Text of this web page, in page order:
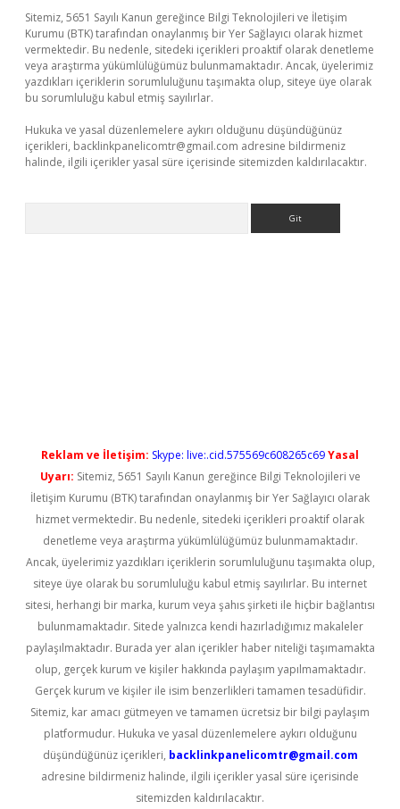
Sitemiz, 5651 Sayılı Kanun gereğince Bilgi Teknolojileri ve İletişim
Kurumu (BTK) tarafından onaylanmış bir Yer Sağlayıcı olarak hizmet
vermektedir. Bu nedenle, sitedeki içerikleri proaktif olarak denetleme
veya araştırma yükümlülüğümüz bulunmamaktadır. Ancak, üyelerimiz
yazdıkları içeriklerin sorumluluğunu taşımakta olup, siteye üye olarak
bu sorumluluğu kabul etmiş sayılırlar.
Hukuka ve yasal düzenlemelere aykırı olduğunu düşündüğünüz
içerikleri, backlinkpanelicomtr@gmail.com adresine bildirmeniz
halinde, ilgili içerikler yasal süre içerisinde sitemizden kaldırılacaktır.
Reklam ve İletişim: Skype: live:.cid.575569c608265c69Yasal
Uyarı: Sitemiz, 5651 Sayılı Kanun gereğince Bilgi Teknolojileri ve
İletişim Kurumu (BTK) tarafından onaylanmış bir Yer Sağlayıcı olarak
hizmet vermektedir. Bu nedenle, sitedeki içerikleri proaktif olarak
denetleme veya araştırma yükümlülüğümüz bulunmamaktadır.
Ancak, üyelerimiz yazdıkları içeriklerin sorumluluğunu taşımakta olup,
siteye üye olarak bu sorumluluğu kabul etmiş sayılırlar. Bu internet
sitesi, herhangi bir marka, kurum veya şahıs şirketi ile hiçbir bağlantısı
bulunmamaktadır. Sitede yalnızca kendi hazırladığımız makaleler
paylaşılmaktadır. Burada yer alan içerikler haber niteliği taşımamakta
olup, gerçek kurum ve kişiler hakkında paylaşım yapılmamaktadır.
Gerçek kurum ve kişiler ile isim benzerlikleri tamamen tesadüfidir.
Sitemiz, kar amacı gütmeyen ve tamamen ücretsiz bir bilgi paylaşım
platformudur. Hukuka ve yasal düzenlemelere aykırı olduğunu
düşündüğünüz içerikleri, backlinkpanelicomtr@gmail.com
adresine bildirmeniz halinde, ilgili içerikler yasal süre içerisinde
sitemizden kaldırılacaktır.